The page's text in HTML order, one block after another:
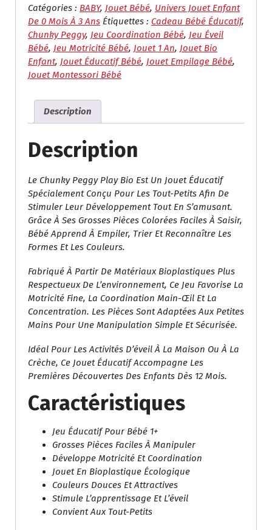
Éducatif
Chunky
Peggy
Play
Bio
–
D’Empilage
Motricité
Pour
1+
Catégories : BABY, Jouet Bébé, Univers Jouet Enfant
De 0 Mois À 3 Ans Étiquettes : Cadeau Bébé Éducatif,
Chunky Peggy, Jeu Coordination Bébé, Jeu Éveil
Bébé, Jeu Motricité Bébé, Jouet 1 An, Jouet Bio
Enfant, Jouet Éducatif Bébé, Jouet Empilage Bébé,
Jouet Montessori Bébé
Description
Description
Le Chunky Peggy Play Bio Est Un Jouet Éducatif
Spécialement Conçu Pour Les Tout-Petits Afin De
Stimuler Leur Développement Tout En S’amusant.
Grâce À Ses Grosses Pièces Colorées Faciles À Saisir,
Bébé Apprend À Empiler, Trier Et Reconnaître Les
Formes Et Les Couleurs.
Fabriqué À Partir De Matériaux Bioplastiques Plus
Respectueux De L’environnement, Ce Jeu Favorise La
Motricité Fine, La Coordination Main-Œil Et La
Concentration. Les Pièces Sont Adaptées Aux Petites
Mains Pour Une Manipulation Simple Et Sécurisée.
Idéal Pour Les Activités D’éveil À La Maison Ou À La
Crèche, Ce Jouet Éducatif Accompagne Les
Premières Découvertes Des Enfants Dès 12 Mois.
Caractéristiques
Jeu Éducatif Pour Bébé 1+
Grosses Pièces Faciles À Manipuler
Développe Motricité Et Coordination
Jouet En Bioplastique Écologique
Couleurs Douces Et Attractives
Stimule L’apprentissage Et L’éveil
Convient Aux Tout-Petits